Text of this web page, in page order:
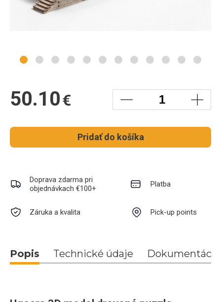
50.10€
Pridať do košíka
Doprava zdarma pri
objednávkach €100+
Platba
Záruka a kvalita Pick-up points
Popis Technické údaje Dokumentácia